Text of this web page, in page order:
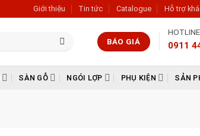
Giới thiệu Tin tức Catalogue Hỗ trợ
BÁO GIÁ 0911
SÀN GỖ NGÓI LỢP PHỤ KIỆN SẢN